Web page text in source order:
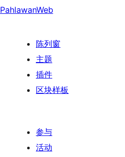
PahlawanWeb
陈列窗
主题
插件
区块样板
参与
活动